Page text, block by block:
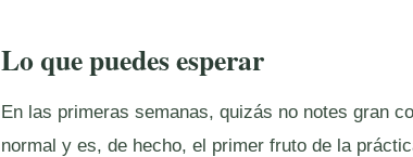
Lo que puedes esperar
En las primeras semanas, quizás no notes gran
normal y es, de hecho, el primer fruto de la